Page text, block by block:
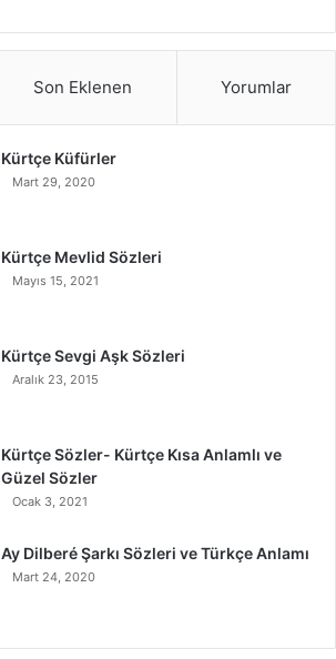
Son Eklenen Yorumlar
Kürtçe Küfürler
Mart 29, 2020
Kürtçe Mevlid Sözleri
Mayıs 15, 2021
Kürtçe Sevgi Aşk Sözleri
Aralık 23, 2015
Kürtçe Sözler- Kürtçe Kısa Anlamlı ve
Güzel Sözler
Ocak 3, 2021
Ay Dilberé Şarkı Sözleri ve Türkçe Anlamı
Mart 24, 2020